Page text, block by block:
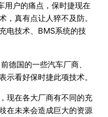
用户的痛点，保时捷现在
，真有点让人猝不及防。
电技术、BMS系统的技
德国的一些汽车厂商、
示看好保时捷此项技术。
现在各大厂商有不同的充
在未来会造成巨大的资源